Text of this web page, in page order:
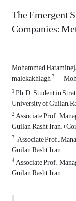
The Emergent
Companies:
Mohammad
malekakhlagh3
1Ph.D. Student in
University of Guilan,
2Associate Prof.,
Guilan, Rasht, Iran.
3, Associate Prof.,
Guilan, Rasht, Iran.
4Associate Prof.,
Guilan, Rasht, Iran.